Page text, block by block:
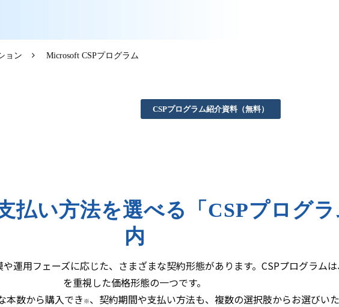
ョン Microsoft CSPプログラム
CSPプログラム紹介資料（無料）
払い方法を選べる「CSPプログ
内
運用フェーズに応じた、さまざまな契約形態があります。CSPプログラム
を重視した価格形態の一つです。
本数から購入でき ※、契約期間や支払い方法も、複数の選択肢からお選びい